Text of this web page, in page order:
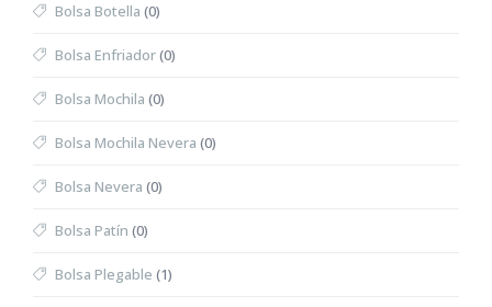
Bolsa Botella (0)
Bolsa Enfriador(0)
Bolsa Mochila (0)
Bolsa Mochila Nevera (0)
Bolsa Nevera (0)
Bolsa Patín (0)
Bolsa Plegable (1)